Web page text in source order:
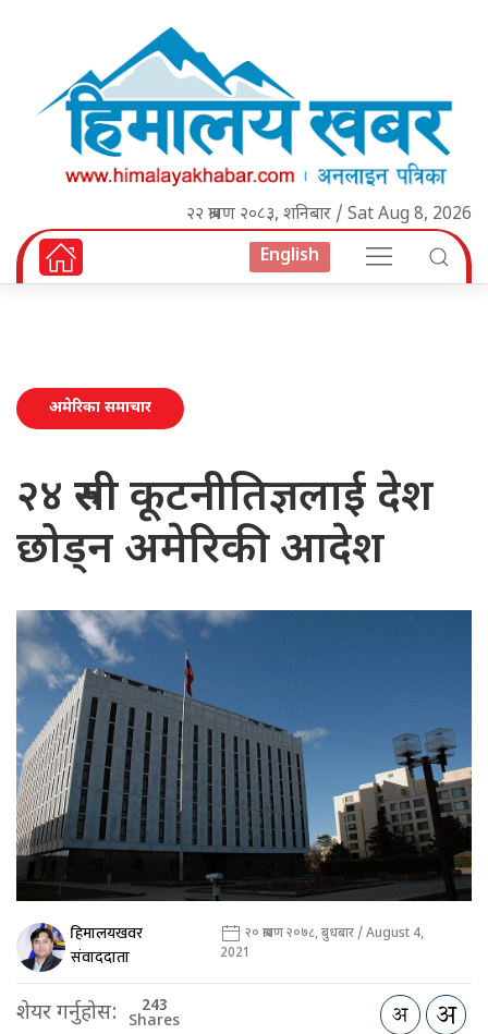
२२ श्रावण २०८३, शनिबार / Sat Aug 8, 2026
English
अमेरिका समाचार
२४ रुसी कूटनीतिज्ञलाई देश
छोड्न अमेरिकी आदेश
हिमालयखवर
संवाददाता
२० श्रावण २०७८, बुधबार / August 4,
2021
शेयर गर्नुहोस: 243
Shares